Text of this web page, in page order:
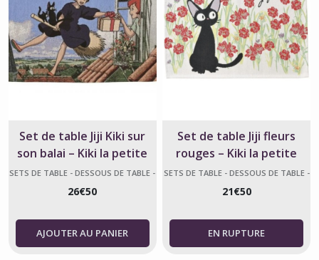
Set de table Jiji Kiki sur
son balai – Kiki la petite
sorcière
SETS DE TABLE - DESSOUS DE TABLE -
26€50
AJOUTER AU PANIER
Set de table Jiji fleurs
rouges – Kiki la petite
sorcière
SETS DE TABLE - DESSOUS DE TABLE -
21€50